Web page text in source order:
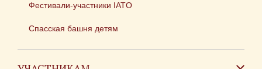
Фестивали-участники IATO
Спасская башня детям